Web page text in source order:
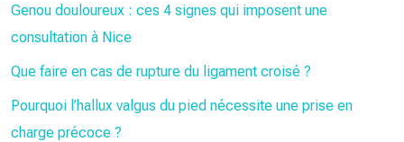
Genou douloureux : ces 4 signes qui imposent une
consultation à Nice
Que faire en cas de rupture du ligament croisé ?
Pourquoi l’hallux valgus du pied nécessite une prise en
charge précoce ?